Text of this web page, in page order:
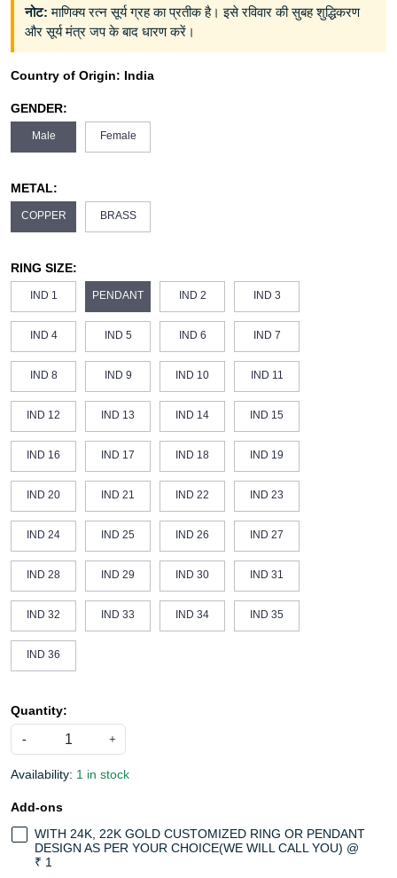
नोट: माणिक्य रत्न सूर्य ग्रह का प्रतीक है। इसे रविवार की सुबह शुद्धिकरण
और सूर्य मंत्र जप के बाद धारण करें।
Country of Origin: India
GENDER:
Male Female
METAL:
COPPER BRASS
RING SIZE:
IND 1 PENDANT IND 2 IND 3
IND 4 IND 5 IND 6 IND 7
IND 8 IND 9 IND 10 IND 11
IND 12 IND 13 IND 14 IND 15
IND 16 IND 17 IND 18 IND 19
IND 20 IND 21 IND 22 IND 23
IND 24 IND 25 IND 26 IND 27
IND 28 IND 29 IND 30 IND 31
IND 32 IND 33 IND 34 IND 35
IND 36
Quantity:
- +
Availability: 1 in stock
Add-ons
WITH 24K, 22K GOLD CUSTOMIZED RING OR PENDANT
DESIGN AS PER YOUR CHOICE(WE WILL CALL YOU) @
₹ 1